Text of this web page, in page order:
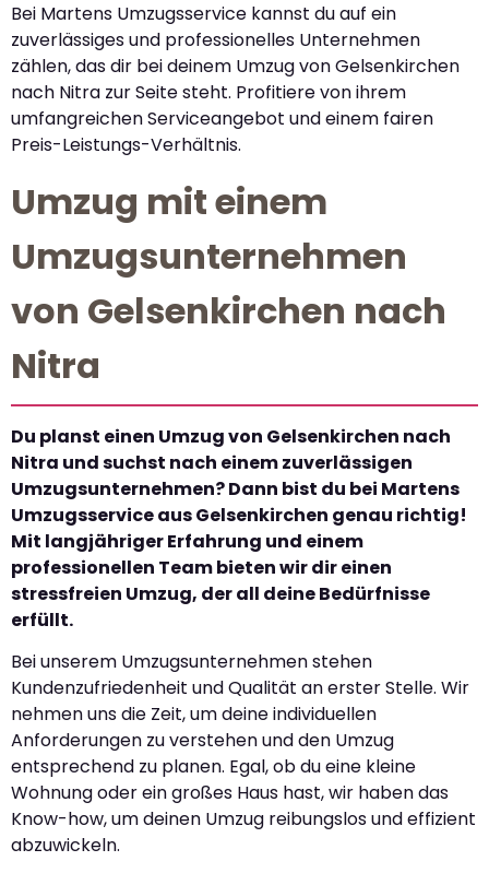
Bei Martens Umzugsservice kannst du auf ein
zuverlässiges und professionelles Unternehmen
zählen, das dir bei deinem Umzug von Gelsenkirchen
nach Nitra zur Seite steht. Profitiere von ihrem
umfangreichen Serviceangebot und einem fairen
Preis-Leistungs-Verhältnis.
Umzug mit einem
Umzugsunternehmen
von Gelsenkirchen nach
Nitra
Du planst einen Umzug von Gelsenkirchen nach
Nitra und suchst nach einem zuverlässigen
Umzugsunternehmen? Dann bist du bei Martens
Umzugsservice aus Gelsenkirchen genau richtig!
Mit langjähriger Erfahrung und einem
professionellen Team bieten wir dir einen
stressfreien Umzug, der all deine Bedürfnisse
erfüllt.
Bei unserem Umzugsunternehmen stehen
Kundenzufriedenheit und Qualität an erster Stelle. Wir
nehmen uns die Zeit, um deine individuellen
Anforderungen zu verstehen und den Umzug
entsprechend zu planen. Egal, ob du eine kleine
Wohnung oder ein großes Haus hast, wir haben das
Know-how, um deinen Umzug reibungslos und effizient
abzuwickeln.